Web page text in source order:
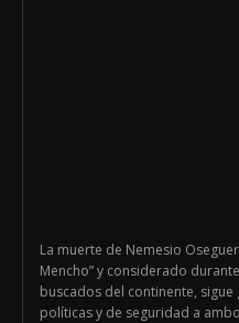
La muerte de Nemesio
Mencho” y considerado
buscados del continente,
políticas y de seguridad a